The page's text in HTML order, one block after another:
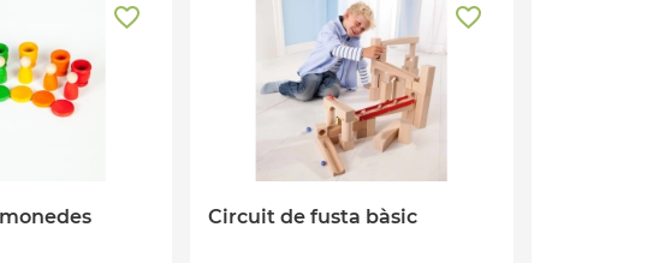
Circuit de fusta bàsic